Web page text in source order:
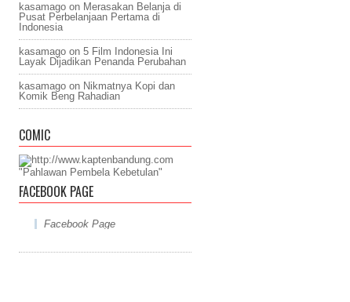
kasamago on Merasakan Belanja di
Pusat Perbelanjaan Pertama di
Indonesia
kasamago on 5 Film Indonesia Ini
Layak Dijadikan Penanda Perubahan
kasamago on Nikmatnya Kopi dan
Komik Beng Rahadian
COMIC
"Pahlawan Pembela Kebetulan"
FACEBOOK PAGE
Facebook Page